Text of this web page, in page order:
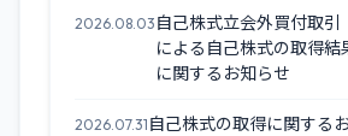
2026.08.03 自己株式立会外買付取引
による自己株式の取得結
に関するお知らせ
2026.07.31 自己株式の取得に関する